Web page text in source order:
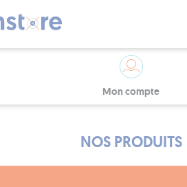
Mon compte
NOS PRODUITS